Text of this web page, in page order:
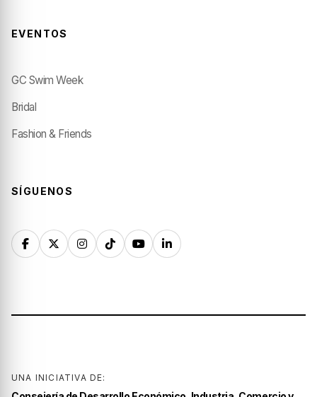
EVENTOS
GC Swim Week
Bridal
Fashion & Friends
SÍGUENOS
UNA INICIATIVA DE: